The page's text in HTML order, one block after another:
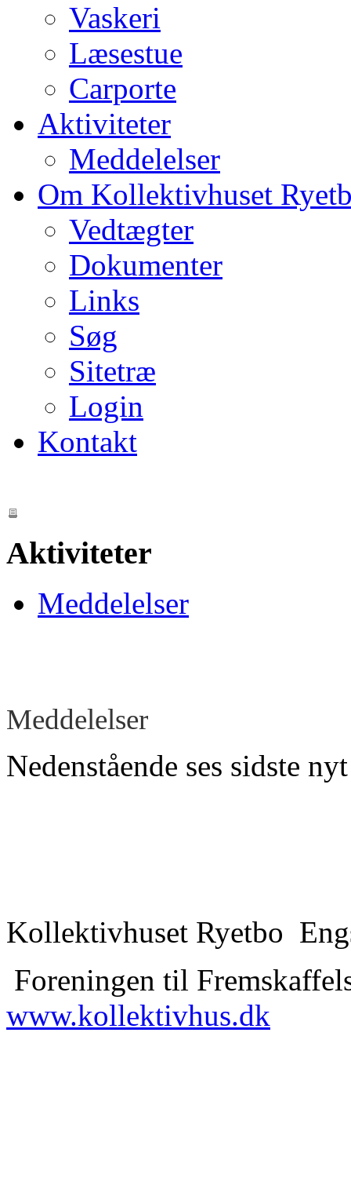
Vaskeri
Læsestue
Carporte
Aktiviteter
Meddelelser
Om Kollektivhuset
Vedtægter
Dokumenter
Links
Søg
Sitetræ
Login
Kontakt
Aktiviteter
Meddelelser
Meddelelser
Nedenstående ses sidste
Kollektivhuset Ryetbo
Foreningen til
www.kollektivhus.dk